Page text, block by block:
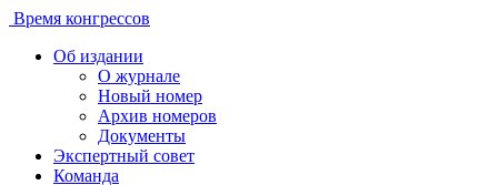
Время конгрессов
Об издании
О журнале
Новый номер
Архив номеров
Документы
Экспертный совет
Команда